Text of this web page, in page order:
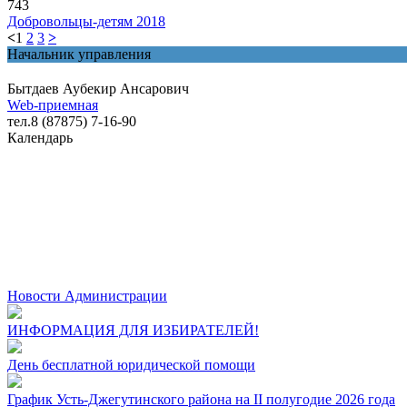
743
Добровольцы-детям 2018
<1 2 3 >
Начальник управления
Бытдаев Аубекир Ансарович
Web-приемная
тел.8 (87875) 7-16-90
Календарь
Новости Администрации
ИНФОРМАЦИЯ ДЛЯ ИЗБИРАТЕЛЕЙ!
День бесплатной юридической помощи
График Усть-Джегутинского района на II полугодие 2026 года